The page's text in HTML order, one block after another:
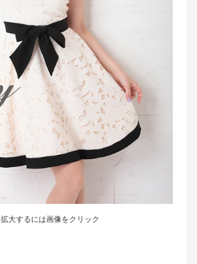
拡大するには画像をクリック